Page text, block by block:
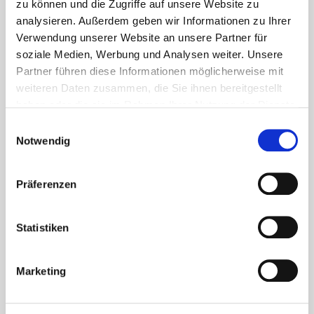
zu können und die Zugriffe auf unsere Website zu
analysieren. Außerdem geben wir Informationen zu Ihrer
Verwendung unserer Website an unsere Partner für
soziale Medien, Werbung und Analysen weiter. Unsere
Partner führen diese Informationen möglicherweise mit
weiteren Daten zusammen, die Sie ihnen bereitgestellt
Cookies, wenn Sie unsere Webseite weiterhin nutzen.
Notwendig
Präferenzen
Statistiken
Marketing
Companies / corporate
MANN+HUMMEL
GmbH & Co. KG
Address